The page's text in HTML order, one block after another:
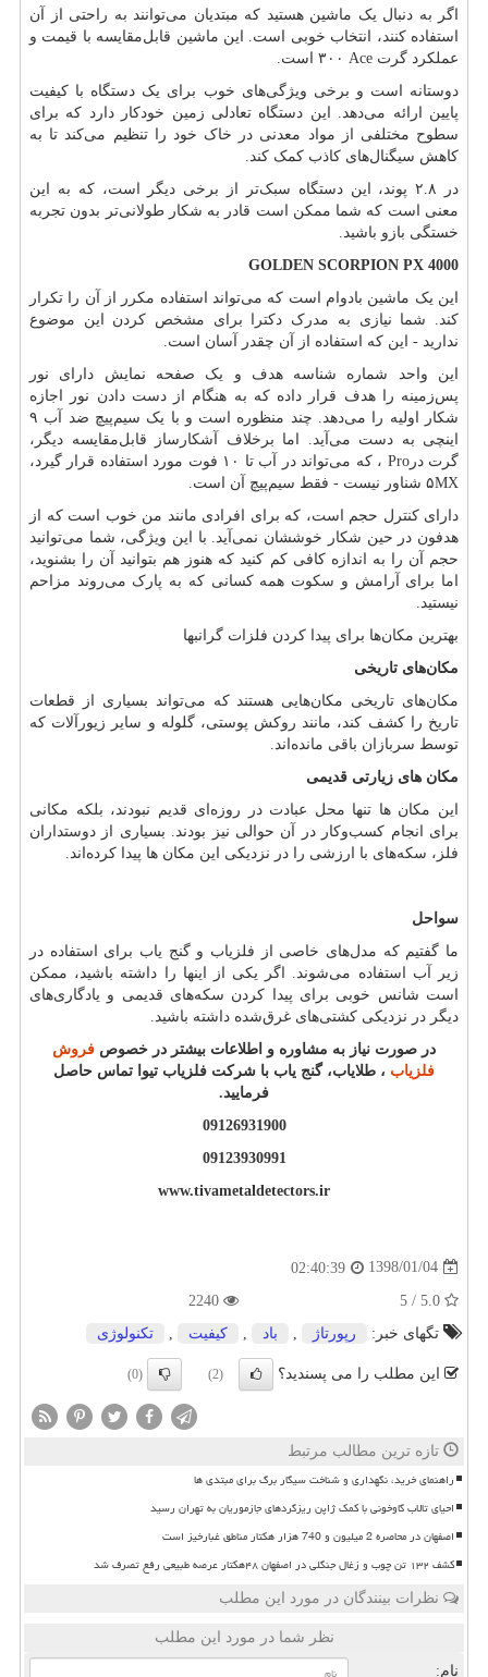
اگر به دنبال یک ماشین هستید که مبتدیان می‌توانند به راحتی از آن
استفاده کنند، انتخاب خوبی است. این ماشین قابل‌مقایسه با قیمت و
عملکرد گرت Ace ۳۰۰ است.
دوستانه است و برخی ویژگی‌های خوب برای یک دستگاه با کیفیت
پایین ارائه می‌دهد. این دستگاه تعادلی زمین خودکار دارد که برای
سطوح مختلفی از مواد معدنی در خاک خود را تنظیم می‌کند تا به
کاهش سیگنال‌های کاذب کمک کند.
در ۲.۸ پوند، این دستگاه سبک‌تر از برخی دیگر است، که به این
معنی است که شما ممکن است قادر به شکار طولانی‌تر بدون تجربه
خستگی بازو باشید.
GOLDEN SCORPION PX 4000
این یک ماشین بادوام است که می‌تواند استفاده مکرر از آن را تکرار
کند. شما نیازی به مدرک دکترا برای مشخص کردن این موضوع
ندارید - این که استفاده از آن چقدر آسان است.
این واحد شماره شناسه هدف و یک صفحه نمایش دارای نور
پس‌زمینه را هدف قرار داده که به هنگام از دست دادن نور اجازه
شکار اولیه را می‌دهد. چند منظوره است و با یک سیم‌پیچ ضد آب ۹
اینچی به دست می‌آید. اما برخلاف آشکارساز قابل‌مقایسه دیگر،
گرت درPro ، که می‌تواند در آب تا ۱۰ فوت مورد استفاده قرار گیرد،
MX۵ شناور نیست - فقط سیم‌پیچ آن است.
دارای کنترل حجم است، که برای افرادی مانند من خوب است که از
هدفون در حین شکار خوششان نمی‌آید. با این ویژگی، شما می‌توانید
حجم آن را به اندازه کافی کم کنید که هنوز هم بتوانید آن را بشنوید،
اما برای آرامش و سکوت همه کسانی که به پارک می‌روند مزاحم
نیستید.
بهترین مکان‌ها برای پیدا کردن فلزات گرانبها
مکان‌های تاریخی
مکان‌های تاریخی مکان‌هایی هستند که می‌تواند بسیاری از قطعات
تاریخ را کشف کند، مانند روکش پوستی، گلوله و سایر زیورآلات که
توسط سربازان باقی مانده‌اند.
مکان های زیارتی قدیمی
این مکان ها تنها محل عبادت در روزه‌ای قدیم نبودند، بلکه مکانی
برای انجام کسب‌وکار در آن حوالی نیز بودند. بسیاری از دوستداران
فلز، سکه‌های با ارزشی را در نزدیکی این مکان ها پیدا کرده‌اند.
سواحل
ما گفتیم که مدل‌های خاصی از فلزیاب و گنج یاب برای استفاده در
زیر آب استفاده می‌شوند. اگر یکی از اینها را داشته باشید، ممکن
است شانس خوبی برای پیدا کردن سکه‌های قدیمی و یادگاری‌های
دیگر در نزدیکی کشتی‌های غرق‌شده داشته باشید.
در صورت نیاز به مشاوره و اطلاعات بیشتر در خصوص فروش
فلزیاب ، طلایاب، گنج یاب با شرکت فلزیاب تیوا تماس حاصل
فرمایید.
09126931900
09123930991
www.tivametaldetectors.ir
1398/01/04
02:40:39
تگهای خبر:
رپورتاژ باد كیفیت تكنولوژی
این مطلب را می پسندید؟ (2)
(0)
تازه ترین مطالب مرتبط
راهنمای خرید، نگهداری و شناخت سیگار برگ برای مبتدی ها
احیای تالاب گاوخونی با کمک ژاپن ریزگردهای جازموریان به تهران رسید
اصفهان در محاصره 2 میلیون و 740 هزار هکتار مناطق غبارخیز است
کشف ۱۳۲ تن چوب و زغال جنگلی در اصفهان ۴۸هکتار عرصه طبیعی رفع تصرف شد
نظرات بینندگان در مورد این مطلب
نظر شما در مورد این مطلب
نام: